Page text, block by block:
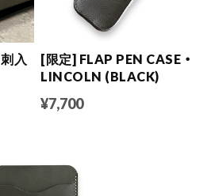
入
[限定] FLAP PEN CASE ・
LINCOLN (BLACK)
¥7,700